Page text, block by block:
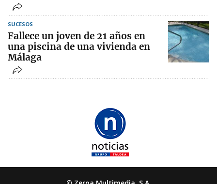
SUCESOS
Fallece un joven de 21 años en
una piscina de una vivienda en
Málaga